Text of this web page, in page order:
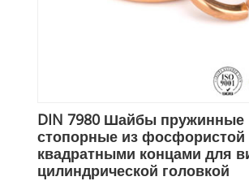
DIN 7980 Шайбы пружинные
стопорные из
квадратными концами для
цилиндрической головкой